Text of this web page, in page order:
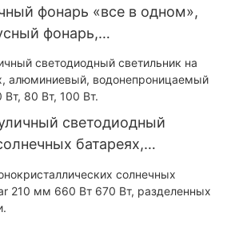
фонарь «все в одном»,
фонарь,
лампа
светодиодный
батареях,
IP66,
80 Вт, 100 Вт.